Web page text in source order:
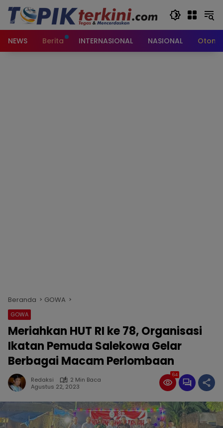
Langsung
konten
NEWS
Berita INTERNASIONAL NASIONAL
Beranda GOWA
GOWA
Meriahkan HUT RI ke 78, Organisasi
Ikatan Pemuda Salekowa Gelar
Berbagai Macam Perlombaan
Redaksi
2 Min Baca
Agustus 22, 2023
64